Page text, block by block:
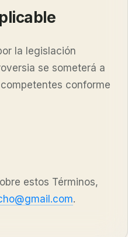
la legislación
se someterá a
conforme
estos Términos,
.